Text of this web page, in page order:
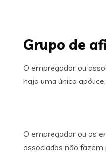
Grupo de
O empregador ou
haja uma única
O empregador ou os
associados não